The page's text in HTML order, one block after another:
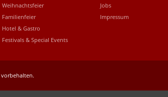
Weihnachtsfeier
Familienfeier
Hotel & Gastro
Festivals & Special Events
Jobs
Impressum
vorbehalten.